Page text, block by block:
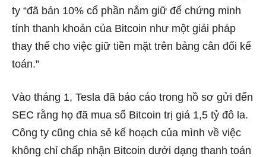
ty “đã bán 10% cổ phần nắm giữ để chứng minh
tính thanh khoản của Bitcoin như một giải pháp
thay thế cho việc giữ tiền mặt trên bảng cân đối kế
toán.”
Vào tháng 1, Tesla đã báo cáo trong hồ sơ gửi đến
SEC rằng họ đã mua số Bitcoin trị giá 1,5 tỷ đô la.
Công ty cũng chia sẻ kế hoạch của mình về việc
không chỉ chấp nhận Bitcoin dưới dạng thanh toán